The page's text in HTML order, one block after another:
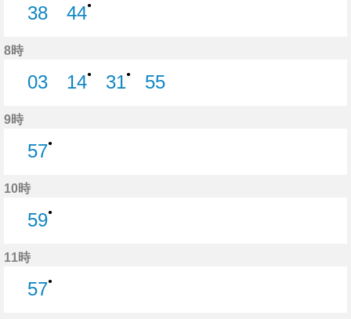
38
44●
8時
03
14●
31●
55
9時
57●
10時
59●
11時
57●